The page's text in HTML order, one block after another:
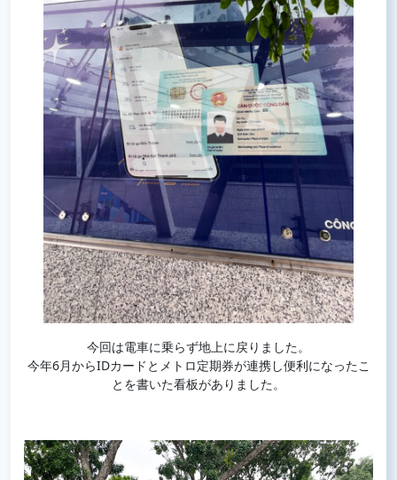
今回は電車に乗らず地上に戻りました。
今年6月からIDカードとメトロ定期券が連携し便利になったこ
とを書いた看板がありました。